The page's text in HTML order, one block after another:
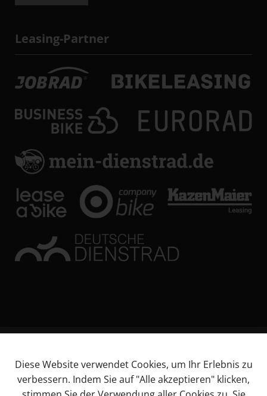
Leasing-Partner
Impressum
AGB
Diese Website verwendet Cookies, um Ihr Erlebnis zu
verbessern. Indem Sie auf "Alle akzeptieren" klicken,